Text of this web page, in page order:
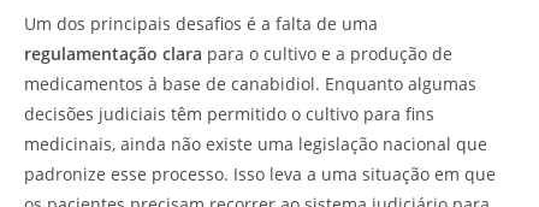
Um dos principais desafios é a falta de uma
regulamentação clara para o cultivo e a produção de
medicamentos à base de canabidiol. Enquanto algumas
decisões judiciais têm permitido o cultivo para fins
medicinais, ainda não existe uma legislação nacional que
padronize esse processo. Isso leva a uma situação em que